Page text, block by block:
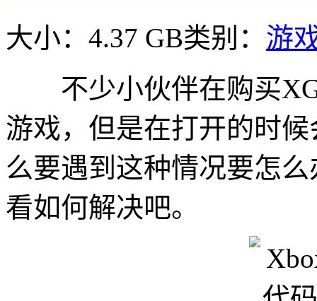
大小：4.37 GB类别： 游
不少小伙伴在购买
游戏，但是在打开的时
么要遇到这种情况要怎
看如何解决吧。